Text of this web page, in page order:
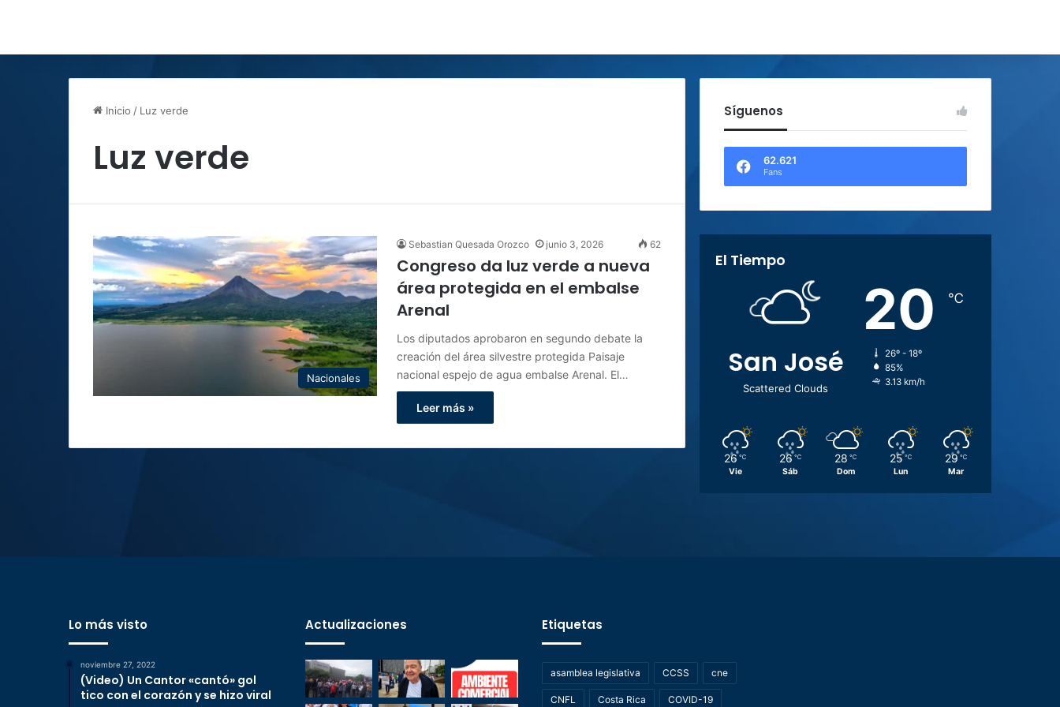
Inicio / Luz verde
Luz verde
Nacionales
Sebastian Quesada Orozco junio 3, 2026 62
Congreso da luz verde a nueva
área protegida en el embalse
Arenal
Los diputados aprobaron en segundo debate la
creación del área silvestre protegida Paisaje
nacional espejo de agua embalse Arenal. El…
Leer más »
Síguenos
62.621
Fans
El Tiempo
San José
Scattered Clouds
20 ℃
26º - 18º
85%
3.13 km/h
26 ℃
Vie
26 ℃
Sáb
28 ℃
Dom
25 ℃
Lun
29 ℃
Mar
Lo más visto
noviembre 27, 2022
(Video) Un Cantor «cantó» gol
tico con el corazón y se hizo viral
Actualizaciones Etiquetas
asamblea legislativa CCSS cne
CNFL Costa Rica COVID-19